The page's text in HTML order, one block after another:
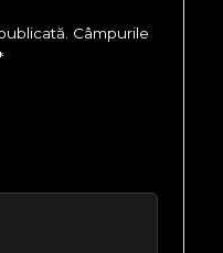
Câmpurile